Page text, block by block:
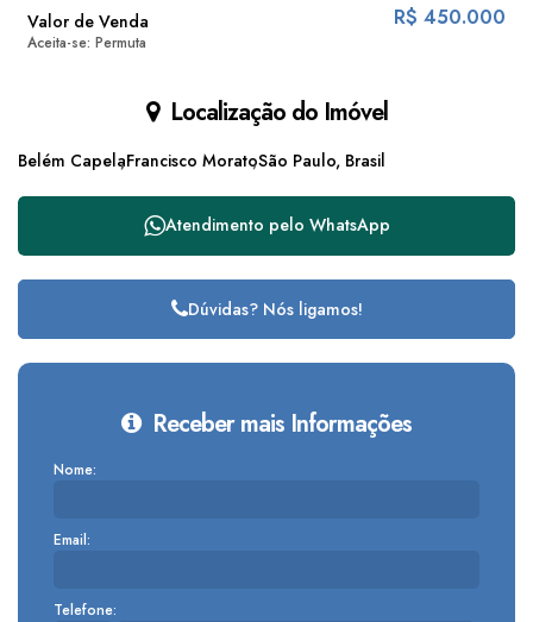
R$ 450.000
Valor de Venda
Aceita-se: Permuta
Localização do Imóvel
Belém CapelaFrancisco MoratoSão Paulo, Brasil
Atendimento pelo WhatsApp
Dúvidas? Nós ligamos!
Receber mais Informações
Nome:
Email:
Telefone: